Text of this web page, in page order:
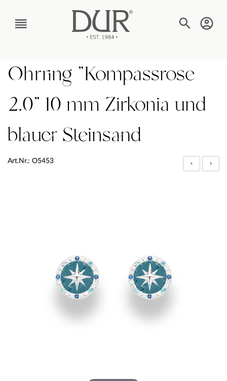
TEXT_BTN_MENU
Ohrring "Kompassrose
2.0" 10 mm Zirkonia und
blauer Steinsand
Art.Nr.: O5453